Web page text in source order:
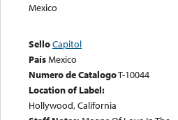
Mexico
SelloCapitol
PaísMexico
Numero de CatalogoT-10044
Location of Label:
Hollywood, California